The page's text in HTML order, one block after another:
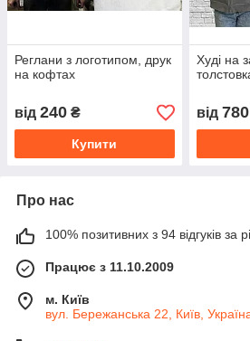
Реглани з логотипом, друк
на кофтах
від 240 ₴
Купити
Худі на
від 780
Про нас
100% позитивних з 94 відгуків за
Працює з 11.10.2009
м. Київ
вул. Бережанська 22, Київ,